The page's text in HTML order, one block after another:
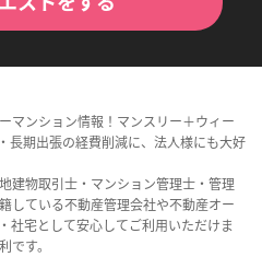
マンション情報！マンスリー＋ウィー
長期出張の経費削減に、法人様にも大好
建物取引士・マンション管理士・管理
している不動産管理会社や不動産オー
社宅として安心してご利用いただけま
です。